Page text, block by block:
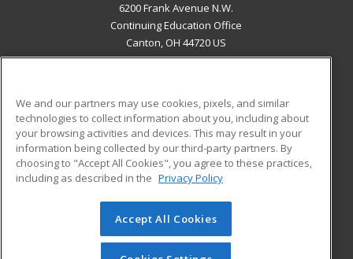
6200 Frank Avenue N.W.
Continuing Education Office
Canton, OH 44720 US
ADDITIONAL RESOURCES
Military
Financial Assistance
Help
Student Blog
© 2026 ed2go, a division of Cengage Learning. All rights
reserved. The material on this site cannot be reproduced or
We and our partners may use cookies, pixels, and similar
technologies to collect information about you, including about
your browsing activities and devices. This may result in your
information being collected by our third-party partners. By
choosing to "Accept All Cookies", you agree to these practices,
including as described in the Privacy Policy
Accept All Cookies